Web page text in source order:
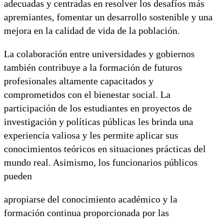
adecuadas y centradas en resolver los desafíos más
apremiantes, fomentar un desarrollo sostenible y una
mejora en la calidad de vida de la población.
La colaboración entre universidades y gobiernos
también contribuye a la formación de futuros
profesionales altamente capacitados y
comprometidos con el bienestar social. La
participación de los estudiantes en proyectos de
investigación y políticas públicas les brinda una
experiencia valiosa y les permite aplicar sus
conocimientos teóricos en situaciones prácticas del
mundo real. Asimismo, los funcionarios públicos
pueden
apropiarse del conocimiento académico y la
formación continua proporcionada por las